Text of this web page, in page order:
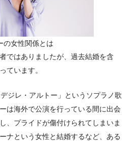
の女性関係とは
ではありましたが、過去結婚を含
ています。
ジレ・アルトー」というソプラノ歌
は海外で公演を行っている間に出会
、プライドが傷付けられてしまいま
ナという女性と結婚するなど、ある